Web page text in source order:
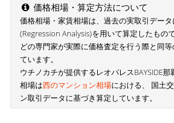
価格相場・算定方法について
価格相場・家賃相場は、過去の実取引デー
(Regression Analysis)を用いて算定したもの
どの専門家が実際に価格査定を行う際と同
ています。
ウチノカチが提供するレオパレスBAYSIDE
相場は西のマンション相場における、 国土
ン取引データに基づき算定しています。